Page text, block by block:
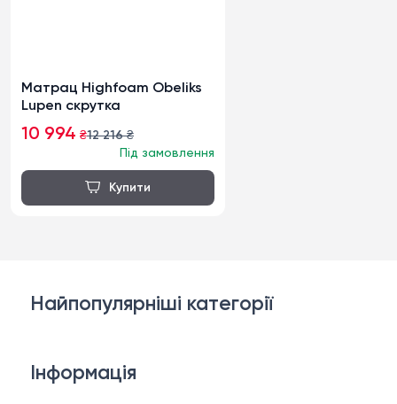
Матрац Highfoam Obeliks
Lupen скрутка
10 994 ₴12 216₴
Під замовлення
Найпопулярніші категорії
Інформація